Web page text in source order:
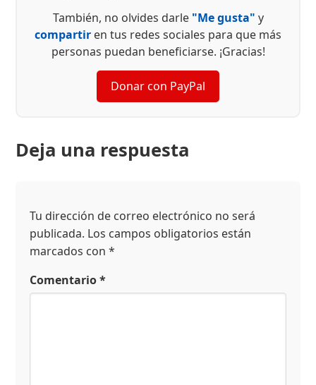
También, no olvides darle "Me gusta" y
compartir en tus redes sociales para que más
personas puedan beneficiarse. ¡Gracias!
Donar con PayPal
Deja una respuesta
Tu dirección de correo electrónico no será
publicada. Los campos obligatorios están
marcados con*
Comentario*